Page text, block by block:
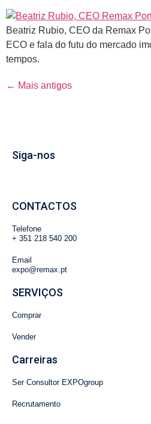
Beatriz Rubio, CEO da Remax
ECO e fala do futu do mercado
tempos.
← Mais antigos
Siga-nos
CONTACTOS
Telefone
+ 351 218 540 200
Email
expo@remax.pt
SERVIÇOS
Comprar
Vender
Carreiras
Ser Consultor EXPOgroup
Recrutamento